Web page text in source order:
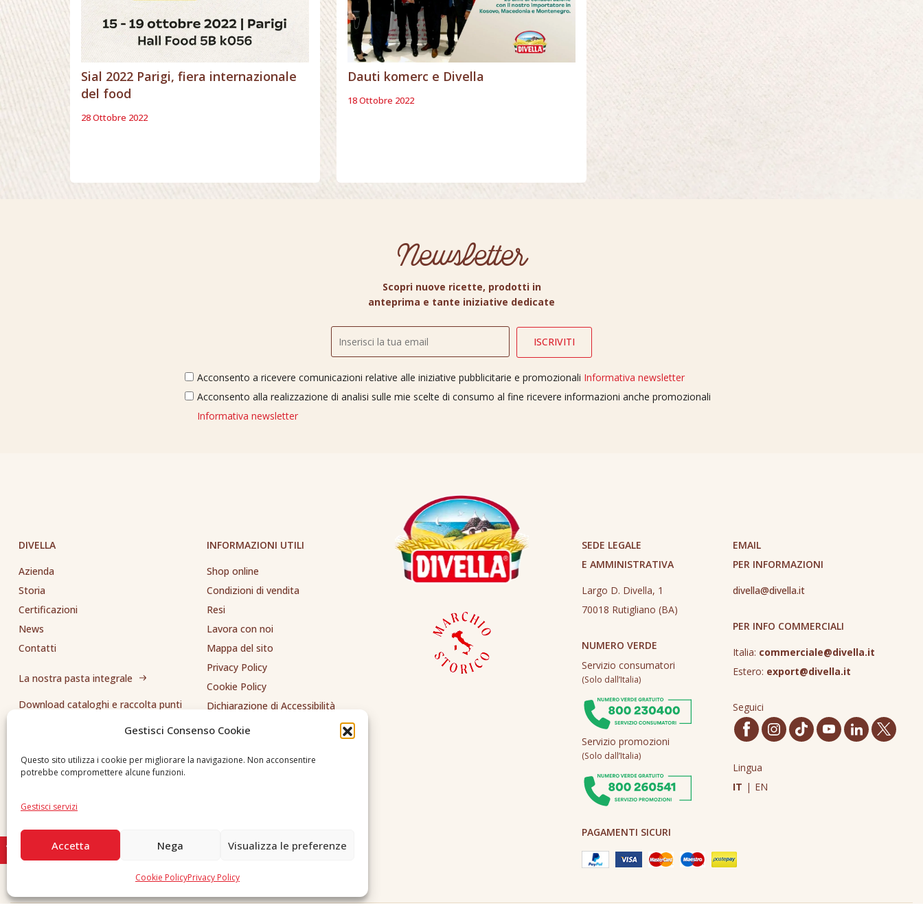
Gestisci Consenso Cookie
Questo sito utilizza i cookie per migliorare la navigazione. Non acconsentire
potrebbe compromettere alcune funzioni.
Gestisci servizi
Accetta Nega Visualizza le preferenze
Cookie PolicyPrivacy Policy
Sial 2022 Parigi, fiera internazionale
del food
28 Ottobre 2022
Dauti komerc e Divella
18 Ottobre 2022
Newsletter
Scopri nuove ricette, prodotti in
anteprima e tante iniziative dedicate
Acconsento a ricevere comunicazioni relative alle iniziative pubblicitarie e promozionali Informativa newsletter
Acconsento alla realizzazione di analisi sulle mie scelte di consumo al fine ricevere informazioni anche promozionali
Informativa newsletter
DIVELLA
Azienda
Storia
Certificazioni
News
Contatti
La nostra pasta integrale
Download cataloghi e raccolta punti
INFORMAZIONI UTILI
Shop online
Condizioni di vendita
Resi
Lavora con noi
Mappa del sito
Privacy Policy
Cookie Policy
Dichiarazione di Accessibilità
Whistleblowing
SEDE LEGALE
E AMMINISTRATIVA
Largo D. Divella, 1
70018 Rutigliano (BA)
NUMERO VERDE
Servizio consumatori
(Solo dall’Italia)
Servizio promozioni
(Solo dall’Italia)
EMAIL
PER INFORMAZIONI
divella@divella.it
PER INFO COMMERCIALI
Italia: commerciale@divella.it
Estero: export@divella.it
Seguici
Lingua
IT | EN
PAGAMENTI SICURI